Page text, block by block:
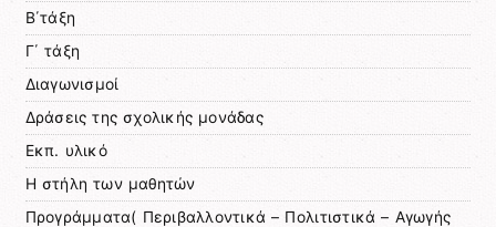
Β΄τάξη
Γ΄ τάξη
Διαγωνισμοί
Δράσεις της σχολικής μονάδας
Εκπ. υλικό
Η στήλη των μαθητών
Προγράμματα( Περιβαλλοντικά – Πολιτιστικά – Αγωγής